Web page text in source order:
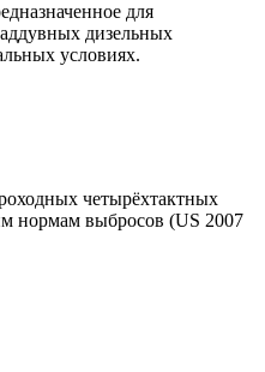
для
дизельных
условиях.
четырёхтактных
нормам выбросов (US 2007